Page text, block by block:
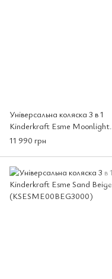
Універсальна коляска 3 в 1
Kinderkraft Esme Moonlight
Grey (KSESME00GRY3000)
11 990 грн